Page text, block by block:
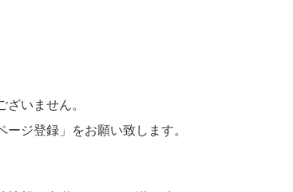
いません。
ージ登録」 をお願い致します。